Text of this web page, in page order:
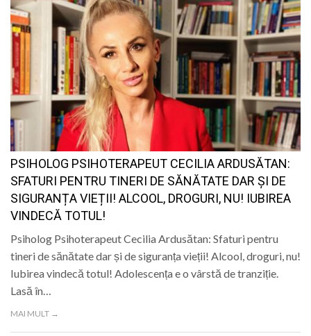
PSIHOLOG PSIHOTERAPEUT CECILIA ARDUSĂTAN:
SFATURI PENTRU TINERI DE SĂNĂTATE DAR ȘI DE
SIGURANȚA VIEȚII! ALCOOL, DROGURI, NU! IUBIREA
VINDECĂ TOTUL!
Psiholog Psihoterapeut Cecilia Ardusătan: Sfaturi pentru
tineri de sănătate dar și de siguranța vieții! Alcool, droguri, nu!
Iubirea vindecă totul! Adolescența e o vârstă de tranziție.
Lasă în…
MAI MULT →